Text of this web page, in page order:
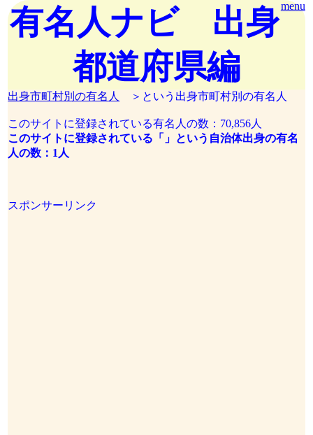
menu
有名人ナビ 出身
都道府県編
出身市町村別の有名人 ＞という出身市町村別の有名人
このサイトに登録されている有名人の数：70,856人
このサイトに登録されている「」という自治体出身の有名
人の数：1人
スポンサーリンク